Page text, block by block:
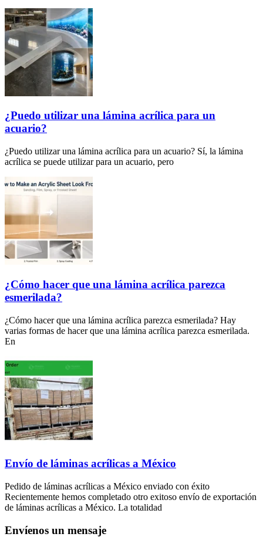
¿Puedo utilizar una lámina acrílica para un
acuario?
¿Puedo utilizar una lámina acrílica para un acuario? Sí, la lámina
acrílica se puede utilizar para un acuario, pero
¿Cómo hacer que una lámina acrílica parezca
esmerilada?
¿Cómo hacer que una lámina acrílica parezca esmerilada? Hay
varias formas de hacer que una lámina acrílica parezca esmerilada.
En
Envío de láminas acrílicas a México
Pedido de láminas acrílicas a México enviado con éxito
Recientemente hemos completado otro exitoso envío de exportación
de láminas acrílicas a México. La totalidad
Envíenos un mensaje